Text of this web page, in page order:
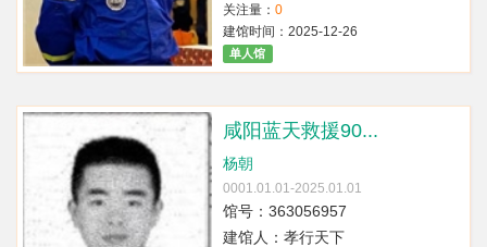
关注量： 0
建馆时间：2025-12-26
单人馆
咸阳蓝天救援90...
杨朝
0001.01.01-2025.01.01
馆号：363056957
建馆人：孝行天下